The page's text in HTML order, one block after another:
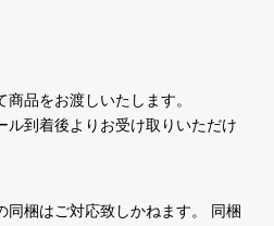
品をお渡しいたします。
ル到着後よりお受け取りいただけ
同梱はご対応致しかねます。 同梱